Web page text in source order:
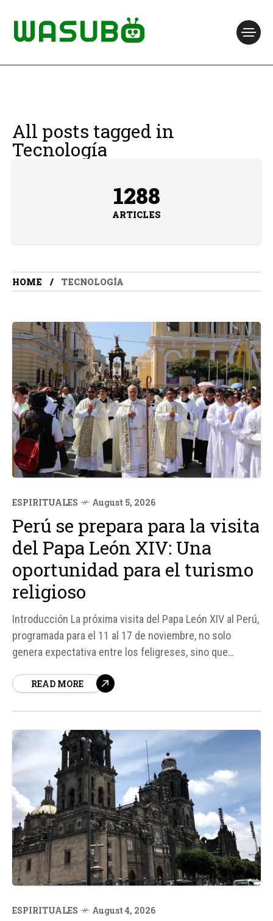
All posts tagged in
Tecnología
1288
ARTICLES
HOME TECNOLOGÍA
ESPIRITUALES August 5, 2026
Perú se prepara para la visita
del Papa León XIV: Una
oportunidad para el turismo
religioso
Introducción La próxima visita del Papa León XIV al Perú,
programada para el 11 al 17 de noviembre, no solo
genera expectativa entre los feligreses, sino que
su identidad como uno de los principales destinos de
READ MORE
ESPIRITUALES August 4, 2026